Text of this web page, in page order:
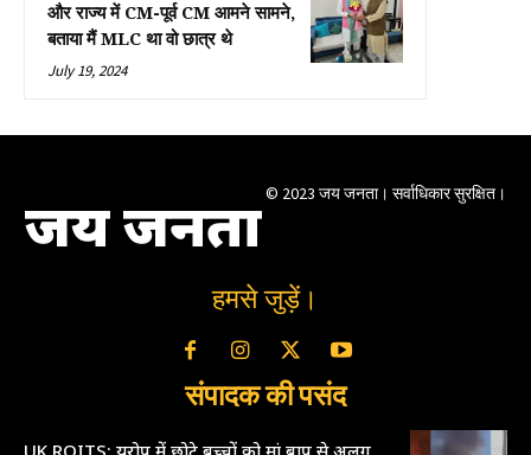
और राज्य में CM-पूर्व CM आमने सामने,
बताया मैं MLC था वो छात्र थे
July 19, 2024
जय जनता © 2023 जय जनता। सर्वाधिकार सुरक्षित।
हमसे जुड़ें।
संपादक की पसंद